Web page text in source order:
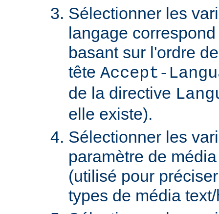
Sélectionner les
langage
basant sur l'ordre
tête Accept-
de la directive
elle existe).
Sélectionner les
paramètre de
(utilisé pour
types de média